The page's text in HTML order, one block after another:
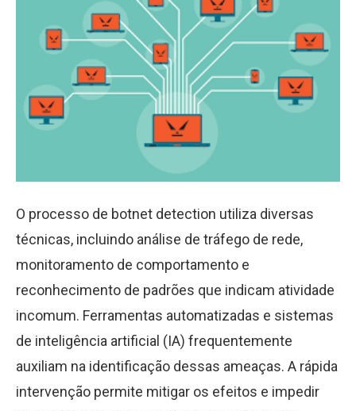
O processo de botnet detection utiliza diversas
técnicas, incluindo análise de tráfego de rede,
monitoramento de comportamento e
reconhecimento de padrões que indicam atividade
incomum. Ferramentas automatizadas e sistemas
de inteligência artificial (IA) frequentemente
auxiliam na identificação dessas ameaças. A rápida
intervenção permite mitigar os efeitos e impedir